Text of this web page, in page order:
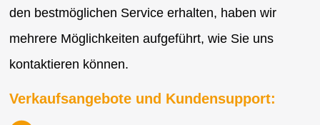
den bestmöglichen Service erhalten, haben wir
mehrere Möglichkeiten aufgeführt, wie Sie uns
kontaktieren können.
Verkaufsangebote und Kundensupport: